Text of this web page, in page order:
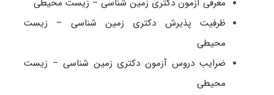
معرفی آزمون دکتری زمین شناسی – زیست محیطی
ظرفیت پذیرش دکتری زمین شناسی – زیست
محیطی
ضرایب دروس آزمون دکتری زمین شناسی – زیست
محیطی